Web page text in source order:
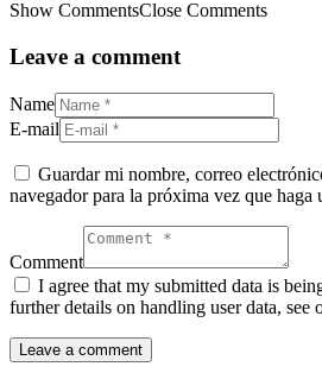
Show CommentsClose Comments
Leave a comment
Name
E-mail
Guardar mi nombre, correo
navegador para la próxima vez que haga
Comment
I agree that my submitted data is
further details on handling user data, see